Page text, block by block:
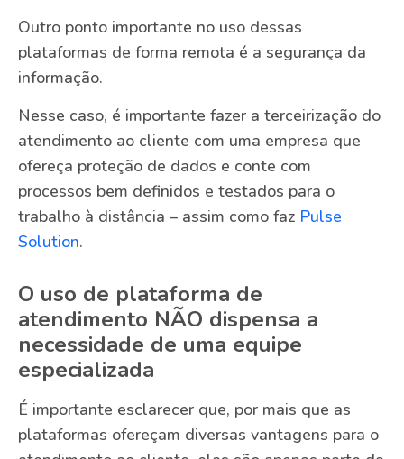
Outro ponto importante no uso dessas
plataformas de forma remota é a segurança da
informação.
Nesse caso, é importante fazer a terceirização do
atendimento ao cliente com uma empresa que
ofereça proteção de dados e conte com
processos bem definidos e testados para o
trabalho à distância – assim como faz Pulse
Solution.
O uso de plataforma de
atendimento NÃO dispensa a
necessidade de uma equipe
especializada
É importante esclarecer que, por mais que as
plataformas ofereçam diversas vantagens para o